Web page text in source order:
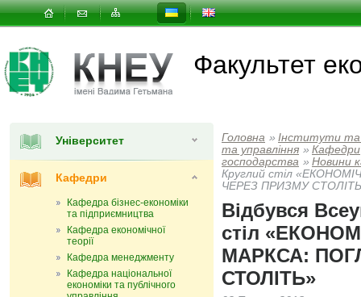
Факультет
Університет
Кафедри
Кафедра бізнес-економіки
та підприємництва
Кафедра економічної
теорії
Кафедра менеджменту
Кафедра національної
економіки та публічного
Головна » Інститути
та управлiння » Кафедри
господарства » Новини
Круглий стіл
ЧЕРЕЗ ПРИЗМУ
Відбувся
стіл
МАРКСА:
СТОЛІТЬ»